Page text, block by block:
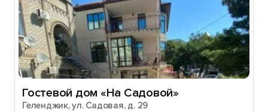
Гостевой дом «На Садовой»
Геленджик, ул. Садовая, д. 29